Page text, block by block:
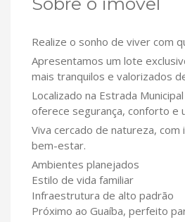
Realize o sonho de viver com
Apresentamos um lote
mais tranquilos e valorizados
Localizado na Estrada
oferece segurança, conforto e
Viva cercado de natureza,
bem-estar.
Ambientes planejados
Estilo de vida familiar
Infraestrutura de alto padrão
Próximo ao Guaíba, perfeito